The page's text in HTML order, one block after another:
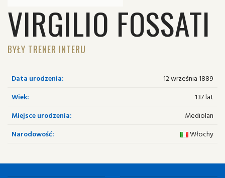
VIRGILIO FOSSATI
BYŁY TRENER INTERU
Data urodzenia:
12 września 1889
Wiek:
137 lat
Miejsce urodzenia:
Mediolan
Narodowość:
Włochy